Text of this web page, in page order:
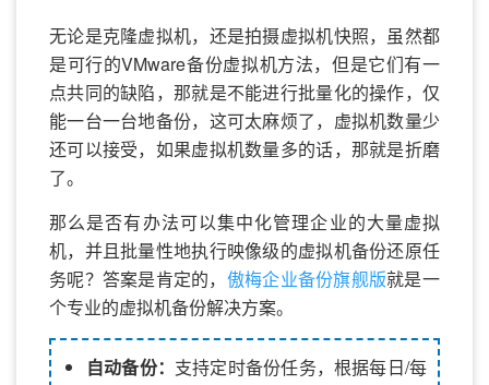
无论是克隆虚拟机，还是拍摄虚拟机快照，虽然都
是可行的VMware备份虚拟机方法，但是它们有一
点共同的缺陷，那就是不能进行批量化的操作，仅
能一台一台地备份，这可太麻烦了，虚拟机数量少
还可以接受，如果虚拟机数量多的话，那就是折磨
了。
那么是否有办法可以集中化管理企业的大量虚拟
机，并且批量性地执行映像级的虚拟机备份还原任
务呢？答案是肯定的， 傲梅企业备份旗舰版就是一
个专业的虚拟机备份解决方案。
自动备份： 支持定时备份任务，根据每日/每